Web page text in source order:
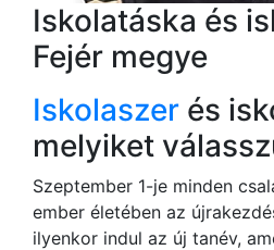
Iskolatáska és
Fejér megye
Iskolaszer és
melyiket
Szeptember 1-je minden
ember életében az
ilyenkor indul az új tanév,